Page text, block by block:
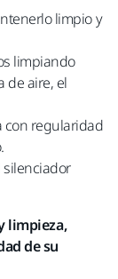
limpio y
limpiando
de aire, el
con regularidad
limpieza,
de su